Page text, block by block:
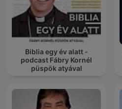
Biblia egy év alatt -
podcast Fábry Kornél
püspök atyával